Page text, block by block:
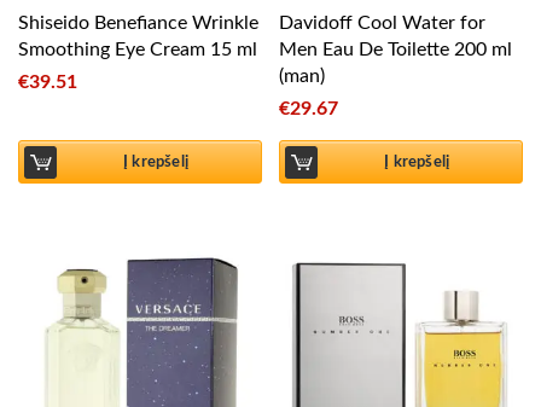
Shiseido Benefiance Wrinkle
Smoothing Eye Cream 15 ml
€39.51
Į krepšelį
Davidoff Cool Water for
Men Eau De Toilette 200 ml
(man)
€29.67
Į krepšelį